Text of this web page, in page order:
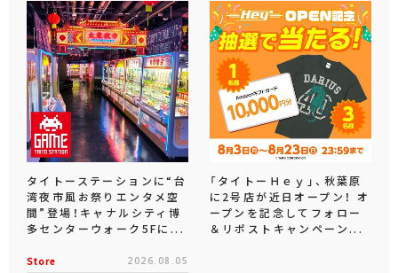
タイトーステーションに“台
湾夜市風お祭りエンタメ空
間”登場！キャナルシティ博
多センターウォーク5Fに...
Store 2026.08.05
「タイトーＨｅｙ」、秋葉原
に2号店が近日オープン！ オ
ープンを記念してフォロー
＆リポストキャンペーン...